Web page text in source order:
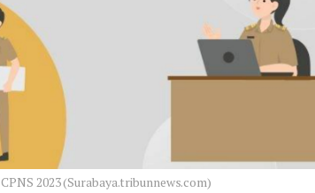
2023 (Surabaya.tribunnews.com)